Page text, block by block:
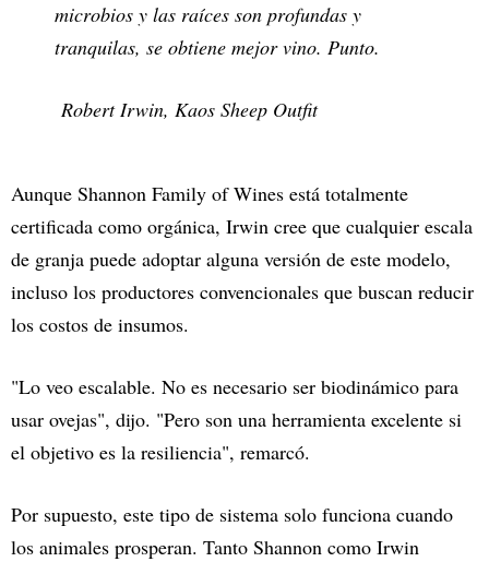
microbios y las raíces son profundas y
tranquilas, se obtiene mejor vino. Punto.
Robert Irwin, Kaos Sheep Outfit
Aunque Shannon Family of Wines está totalmente
certificada como orgánica, Irwin cree que cualquier escala
de granja puede adoptar alguna versión de este modelo,
incluso los productores convencionales que buscan reducir
los costos de insumos.
"Lo veo escalable. No es necesario ser biodinámico para
usar ovejas", dijo. "Pero son una herramienta excelente si
el objetivo es la resiliencia", remarcó.
Por supuesto, este tipo de sistema solo funciona cuando
los animales prosperan. Tanto Shannon como Irwin